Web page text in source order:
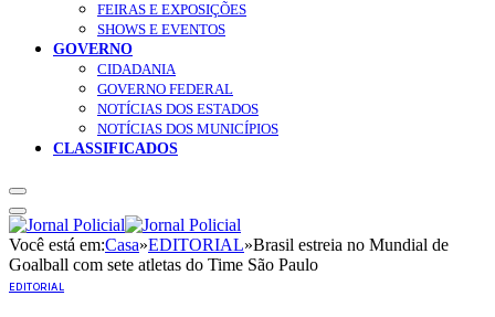
FEIRAS E EXPOSIÇÕES
SHOWS E EVENTOS
GOVERNO
CIDADANIA
GOVERNO FEDERAL
NOTÍCIAS DOS ESTADOS
NOTÍCIAS DOS MUNICÍPIOS
CLASSIFICADOS
Você está em:Casa»EDITORIAL»Brasil estreia no Mundial de
Goalball com sete atletas do Time São Paulo
EDITORIAL